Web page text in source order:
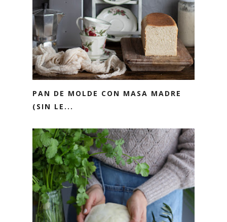
PAN DE MOLDE CON MASA MADRE
(SIN LE...